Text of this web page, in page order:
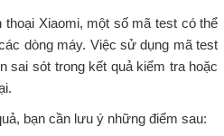
Xiaomi, một số mã test có thể
dòng máy. Việc sử dụng mã test
sai sót trong kết quả kiểm tra hoặc
bạn cần lưu ý những điểm sau: